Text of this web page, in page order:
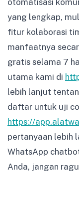
otomatisasi
yang lengkap,
fitur kolaborasi
manfaatnya
gratis selama 7
utama kami di
lebih lanjut
daftar untuk uji
https://
pertanyaan lebih
WhatsApp
Anda, jangan